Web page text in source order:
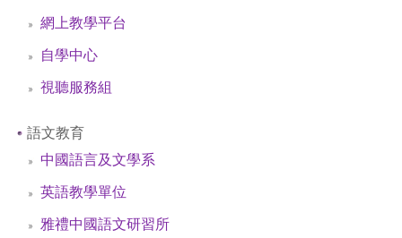
網上教學平台
自學中心
視聽服務組
語文教育
中國語言及文學系
英語教學單位
雅禮中國語文研習所